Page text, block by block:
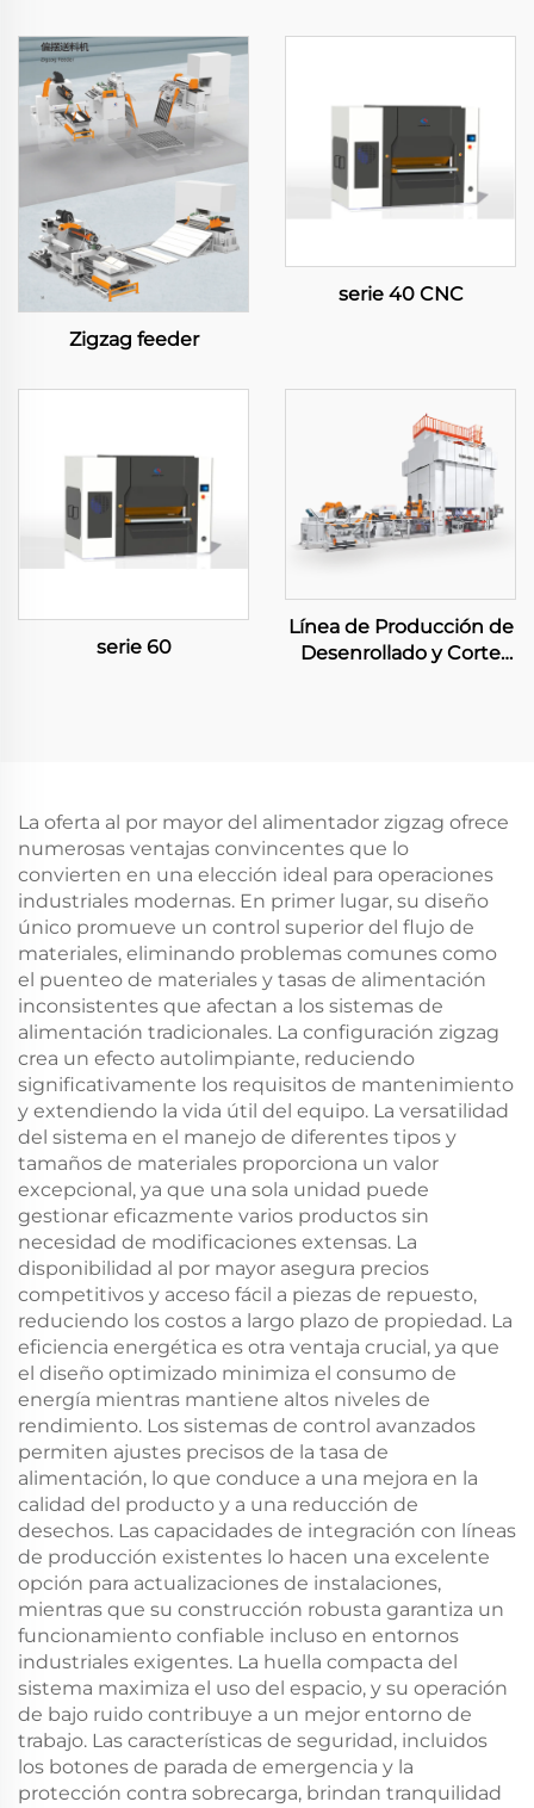
Zigzag feeder
serie 40 CNC
serie 60
Línea de Producción de
Desenrollado y Corte
La oferta al por mayor del alimentador zigzag ofrece
numerosas ventajas convincentes que lo
convierten en una elección ideal para operaciones
industriales modernas. En primer lugar, su diseño
único promueve un control superior del flujo de
materiales, eliminando problemas comunes como
el puenteo de materiales y tasas de alimentación
inconsistentes que afectan a los sistemas de
alimentación tradicionales. La configuración zigzag
crea un efecto autolimpiante, reduciendo
significativamente los requisitos de mantenimiento
y extendiendo la vida útil del equipo. La versatilidad
del sistema en el manejo de diferentes tipos y
tamaños de materiales proporciona un valor
excepcional, ya que una sola unidad puede
gestionar eficazmente varios productos sin
necesidad de modificaciones extensas. La
disponibilidad al por mayor asegura precios
competitivos y acceso fácil a piezas de repuesto,
reduciendo los costos a largo plazo de propiedad. La
eficiencia energética es otra ventaja crucial, ya que
el diseño optimizado minimiza el consumo de
energía mientras mantiene altos niveles de
rendimiento. Los sistemas de control avanzados
permiten ajustes precisos de la tasa de
alimentación, lo que conduce a una mejora en la
calidad del producto y a una reducción de
desechos. Las capacidades de integración con líneas
de producción existentes lo hacen una excelente
opción para actualizaciones de instalaciones,
mientras que su construcción robusta garantiza un
funcionamiento confiable incluso en entornos
industriales exigentes. La huella compacta del
sistema maximiza el uso del espacio, y su operación
de bajo ruido contribuye a un mejor entorno de
trabajo. Las características de seguridad, incluidos
los botones de parada de emergencia y la
protección contra sobrecarga, brindan tranquilidad